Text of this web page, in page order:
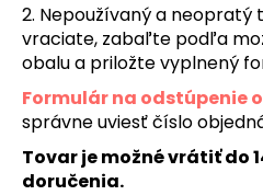
2. Nepoužívaný a neopratý
vraciate, zabaľte podľa
obalu a priložte vyplnený
Formulár na odstúpenie
správne uviesť číslo
Tovar je možné vrátiť do
doručenia.